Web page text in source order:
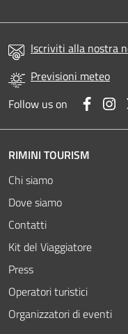
Iscriviti alla nostra
Previsioni meteo
Follow us on
RIMINI TOURISM
Chi siamo
Dove siamo
Contatti
Kit del Viaggiatore
Press
Operatori turistici
Organizzatori di eventi